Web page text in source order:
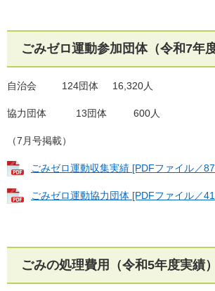
ごみゼロ運動参加団体（令和7年
自治会 124団体 16,320人
協力団体 13団体 600人
（7月号掲載）
ごみゼロ運動収集実績 [PDFファイル／
ごみゼロ運動協力団体 [PDFファイル／
ごみの処理費用（令和5年度実績）